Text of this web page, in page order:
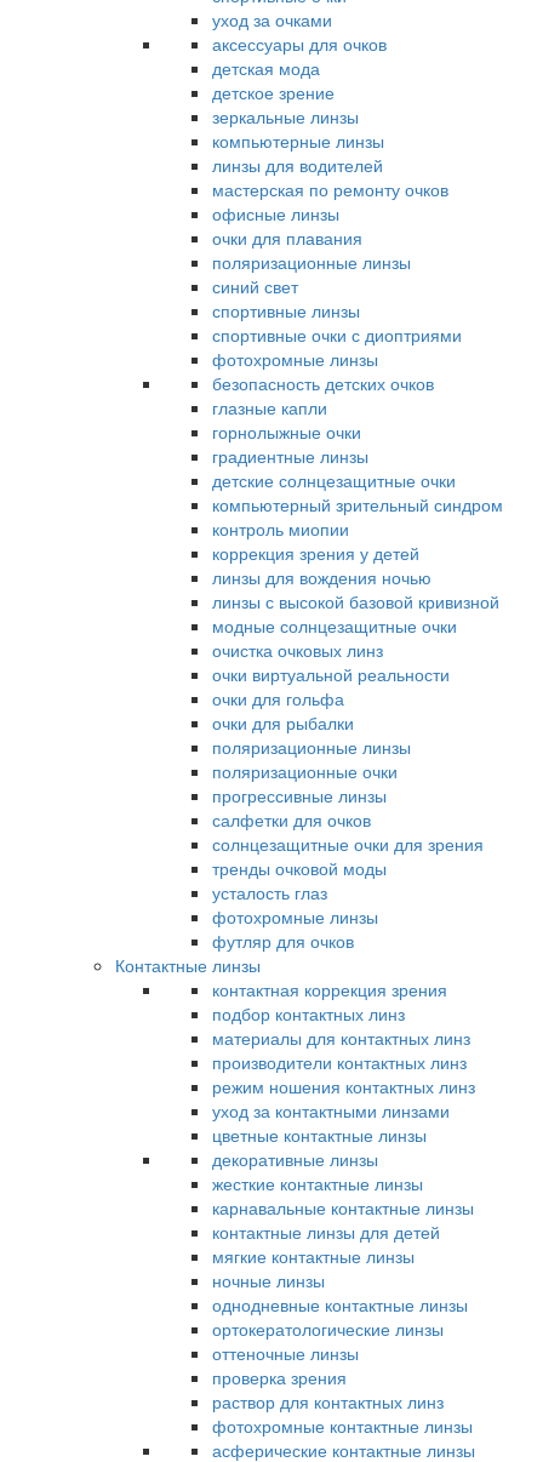
уход за очками
аксессуары для очков
детская мода
детское зрение
зеркальные линзы
компьютерные линзы
линзы для водителей
мастерская по ремонту очков
офисные линзы
очки для плавания
поляризационные линзы
синий свет
спортивные линзы
спортивные очки с диоптриями
фотохромные линзы
безопасность детских очков
глазные капли
горнолыжные очки
градиентные линзы
детские солнцезащитные очки
компьютерный зрительный синдром
контроль миопии
коррекция зрения у детей
линзы для вождения ночью
линзы с высокой базовой кривизной
модные солнцезащитные очки
очистка очковых линз
очки виртуальной реальности
очки для гольфа
очки для рыбалки
поляризационные линзы
поляризационные очки
прогрессивные линзы
салфетки для очков
солнцезащитные очки для зрения
тренды очковой моды
усталость глаз
фотохромные линзы
футляр для очков
Контактные линзы
контактная коррекция зрения
подбор контактных линз
материалы для контактных линз
производители контактных линз
режим ношения контактных линз
уход за контактными линзами
цветные контактные линзы
декоративные линзы
жесткие контактные линзы
карнавальные контактные линзы
контактные линзы для детей
мягкие контактные линзы
ночные линзы
однодневные контактные линзы
ортокератологические линзы
оттеночные линзы
проверка зрения
раствор для контактных линз
фотохромные контактные линзы
асферические контактные линзы